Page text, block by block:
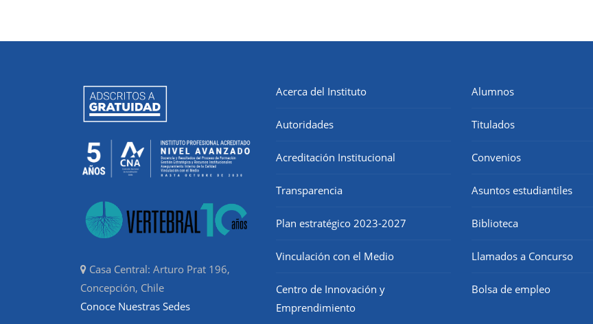
Casa Central: Arturo Prat 196,
Concepción, Chile
Conoce Nuestras Sedes
Acerca del Instituto
Autoridades
Acreditación Institucional
Transparencia
Plan estratégico 2023-2027
Vinculación con el Medio
Centro de Innovación y
Emprendimiento
Alumnos
Titulados
Convenios
Asuntos estudiantiles
Biblioteca
Llamados a Concurso
Bolsa de empleo